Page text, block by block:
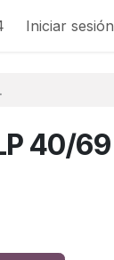
Iniciar sesión
40/69